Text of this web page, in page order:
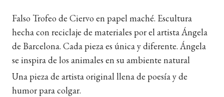
Falso Trofeo de Ciervo en papel maché. Escultura
hecha con reciclaje de materiales por el artista Ángela
de Barcelona. Cada pieza es única y diferente. Ángela
se inspira de los animales en su ambiente natural
Una pieza de artista original llena de poesía y de
humor para colgar.